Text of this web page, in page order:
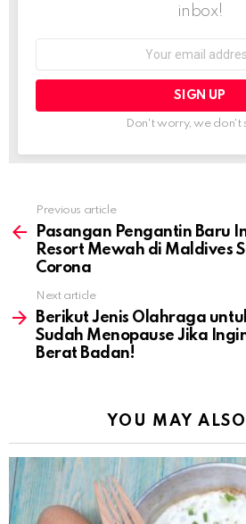
inbox!
Don't worry, we don't
more
Previous article
Pasangan Pengantin Baru
Resort Mewah di Maldives
Corona
Next article
Berikut Jenis Olahraga
Sudah Menopause Jika
Berat Badan!
YOU MAY